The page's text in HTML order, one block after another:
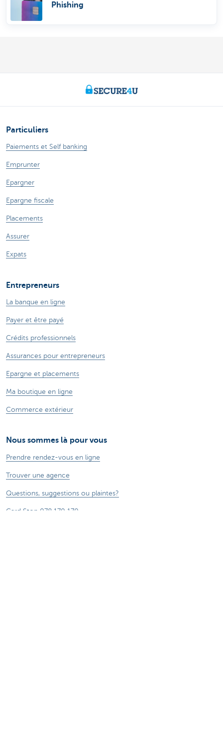
Phishing
Particuliers
Paiements et Self banking
Emprunter
Epargner
Epargne fiscale
Placements
Assurer
Expats
Entrepreneurs
La banque en ligne
Payer et être payé
Crédits professionnels
Assurances pour entrepreneurs
Epargne et placements
Ma boutique en ligne
Commerce extérieur
Nous sommes là pour vous
Prendre rendez-vous en ligne
Trouver une agence
Questions, suggestions ou plaintes?
Card Stop 078 170 170